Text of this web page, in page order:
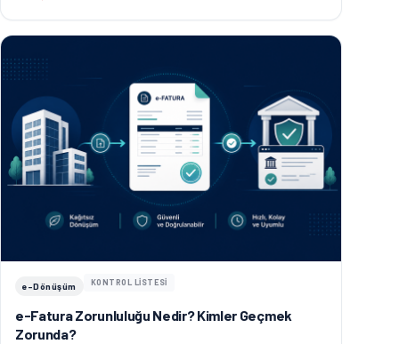
e-Dönüşüm KONTROL LİSTESİ
e-Fatura Zorunluluğu Nedir? Kimler Geçmek
Zorunda?